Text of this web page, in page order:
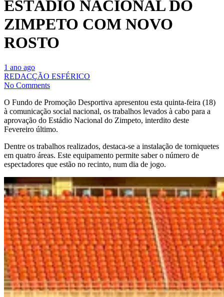
ESTÁDIO NACIONAL DO
ZIMPETO COM NOVO
ROSTO
1 ano ago
REDACÇÃO ESFÉRICO
No Comments
O Fundo de Promoção Desportiva apresentou esta quinta-feira (18)
à comunicação social nacional, os trabalhos levados à cabo para a
aprovação do Estádio Nacional do Zimpeto, interdito deste
Fevereiro último.
Dentre os trabalhos realizados, destaca-se a instalação de torniquetes
em quatro áreas. Este equipamento permite saber o número de
espectadores que estão no recinto, num dia de jogo.